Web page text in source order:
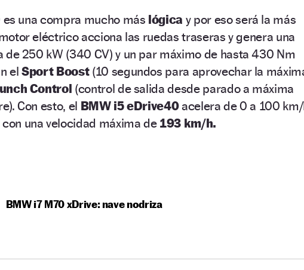
una compra mucho más lógica y por eso será la más
eléctrico acciona las ruedas traseras y genera una
de 250 kW (340 CV) y un par máximo de hasta 430 Nm
elSport Boost(10 segundos para aprovechar la
Control (control de salida desde parado a máxima
Con esto, el BMW i5 eDrive40acelera de 0 a 100
una velocidad máxima de 193 km/h.
BMW i7 M70 xDrive: nave nodriza